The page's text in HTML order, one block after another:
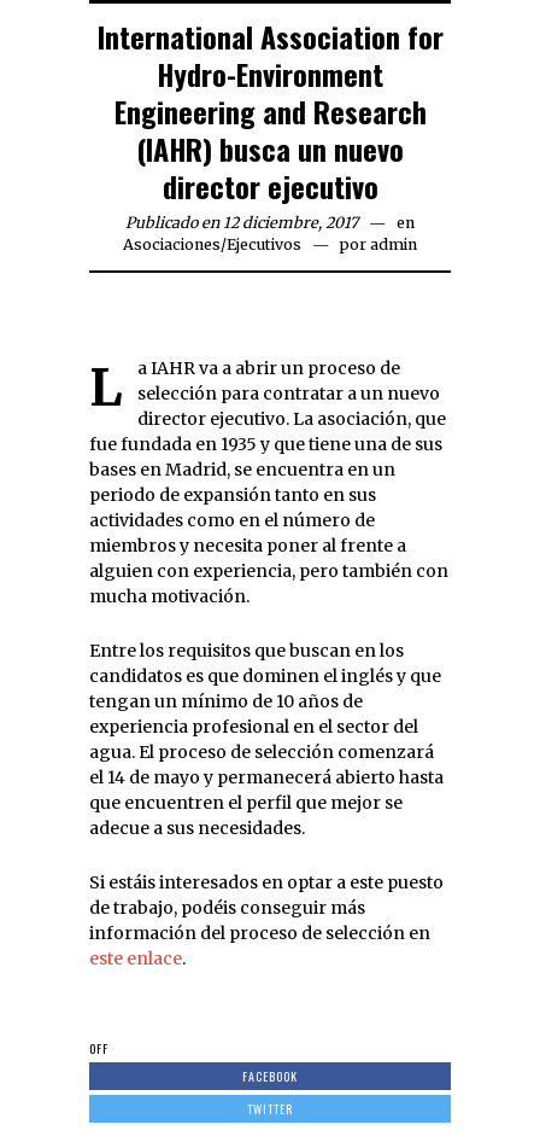
International Association for
Hydro-Environment
Engineering and Research
(IAHR) busca un nuevo
director ejecutivo
Publicado en 12 diciembre, 2017
en
Asociaciones/Ejecutivos por admin
La IAHR va a abrir un proceso de
selección para contratar a un nuevo
director ejecutivo. La asociación, que
fue fundada en 1935 y que tiene una de sus
bases en Madrid, se encuentra en un
periodo de expansión tanto en sus
actividades como en el número de
miembros y necesita poner al frente a
alguien con experiencia, pero también con
mucha motivación.
Entre los requisitos que buscan en los
candidatos es que dominen el inglés y que
tengan un mínimo de 10 años de
experiencia profesional en el sector del
agua. El proceso de selección comenzará
el 14 de mayo y permanecerá abierto hasta
que encuentren el perfil que mejor se
adecue a sus necesidades.
Si estáis interesados en optar a este puesto
de trabajo, podéis conseguir más
información del proceso de selección en
este enlace.
OFF
FACEBOOK
TWITTER